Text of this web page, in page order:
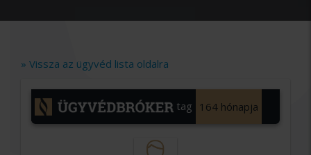
» Vissza az ügyvéd lista oldalra
tag 164 hónapja